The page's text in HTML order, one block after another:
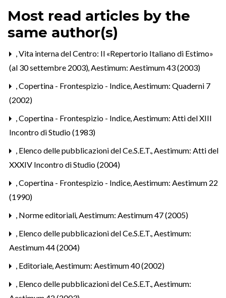
Most read articles by the
same author(s)
,Vita interna del Centro: Il «Repertorio Italiano di Estimo»
(al 30 settembre 2003),Aestimum: Aestimum 43 (2003)
,Copertina - Frontespizio - Indice,Aestimum: Quaderni 7
(2002)
,Copertina - Frontespizio - Indice,Aestimum: Atti del XIII
Incontro di Studio (1983)
, Elenco delle pubblicazioni del Ce.S.E.T.,Aestimum: Atti del
XXXIV Incontro di Studio (2004)
,Copertina - Frontespizio - Indice,Aestimum: Aestimum 22
(1990)
, Norme editoriali,Aestimum: Aestimum 47 (2005)
, Elenco delle pubblicazioni del Ce.S.E.T.,Aestimum:
Aestimum 44 (2004)
, Editoriale,Aestimum: Aestimum 40 (2002)
, Elenco delle pubblicazioni del Ce.S.E.T.,Aestimum: